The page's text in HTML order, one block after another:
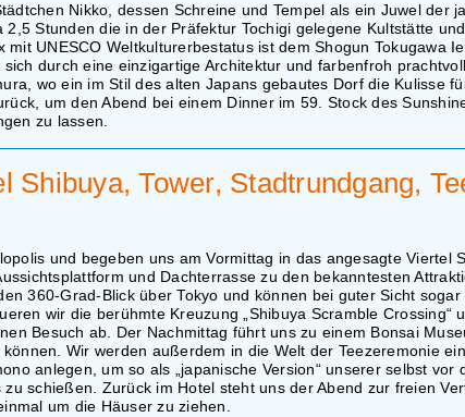
Nikko, dessen Schreine und Tempel als ein Juwel der
Stunden die in der Präfektur Tochigi gelegene Kultstätte
UNESCO Weltkulturerbestatus ist dem Shogun Tokugawa
durch eine einzigartige Architektur und farbenfroh
wo ein im Stil des alten Japans gebautes Dorf die Kulisse
um den Abend bei einem Dinner im 59. Stock des
zu lassen.
Shibuya, Tower, Stadtrundgang,
und begeben uns am Vormittag in das angesagte Viertel
und Dachterrasse zu den bekanntesten
360-Grad-Blick über Tokyo und können bei guter Sicht
wir die berühmte Kreuzung „Shibuya Scramble Crossing“
Besuch ab. Der Nachmittag führt uns zu einem Bonsai
Wir werden außerdem in die Welt der Teezeremonie
anlegen, um so als „japanische Version“ unserer selbst vor
schießen. Zurück im Hotel steht uns der Abend zur freien
um die Häuser zu ziehen.